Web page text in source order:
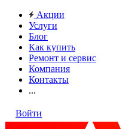
Акции
Услуги
Блог
Как купить
Ремонт и сервис
Компания
Контакты
...
Войти